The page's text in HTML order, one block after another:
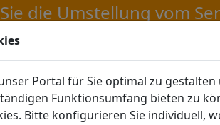
Portal für Sie optimal zu gestalten
Funktionsumfang bieten zu
Bitte konfigurieren Sie individuell,